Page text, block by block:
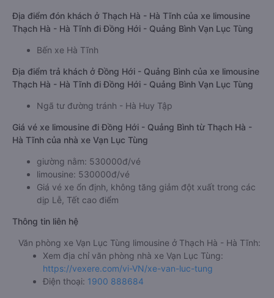
Địa điểm đón khách ở Thạch Hà - Hà Tĩnh của xe limousine
Thạch Hà - Hà Tĩnh đi Đồng Hới - Quảng Bình Vạn Lục Tùng
Bến xe Hà Tĩnh
Địa điểm trả khách ở Đồng Hới - Quảng Bình của xe limousine
Thạch Hà - Hà Tĩnh đi Đồng Hới - Quảng Bình Vạn Lục Tùng
Ngã tư đường tránh - Hà Huy Tập
Giá vé xe limousine đi Đồng Hới - Quảng Bình từ Thạch Hà -
Hà Tĩnh của nhà xe Vạn Lục Tùng
giường nằm: 530000đ/vé
limousine: 530000đ/vé
Giá vé xe ổn định, không tăng giảm đột xuất trong các
dịp Lễ, Tết cao điểm
Thông tin liên hệ
Văn phòng xe Vạn Lục Tùng limousine ở Thạch Hà - Hà Tĩnh:
Xem địa chỉ văn phòng nhà xe Vạn Lục Tùng:
https://vexere.com/vi-VN/xe-van-luc-tung
Điện thoại: 1900 888684